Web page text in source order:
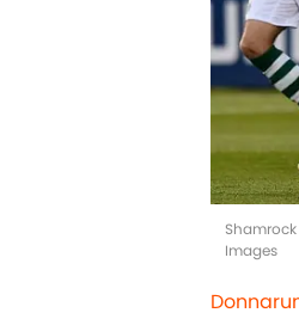
Shamrock
Images